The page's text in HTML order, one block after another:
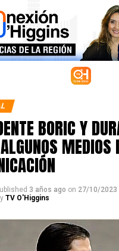
BORIC Y
MEDIOS
3 años ago on 27/10/2023
TV O'Higgins